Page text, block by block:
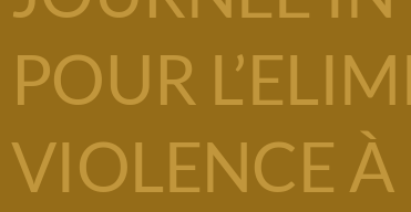
POUR
VIOLENCE À